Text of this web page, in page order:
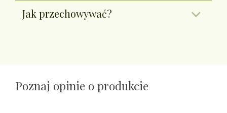
Jak przechowywać?
Poznaj opinie o produkcie